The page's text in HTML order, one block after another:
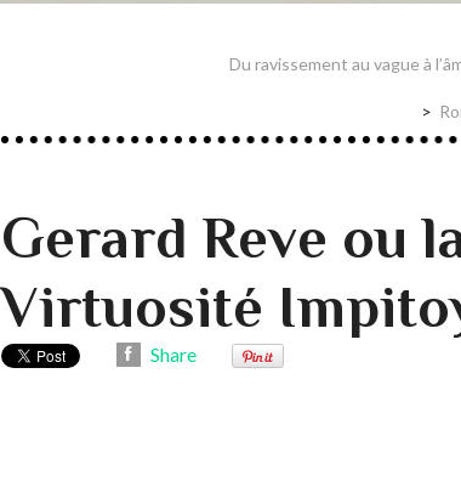
Du ravissement au vague à
Gerard Reve ou
Virtuosité
Share